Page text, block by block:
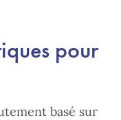
pour
basé sur